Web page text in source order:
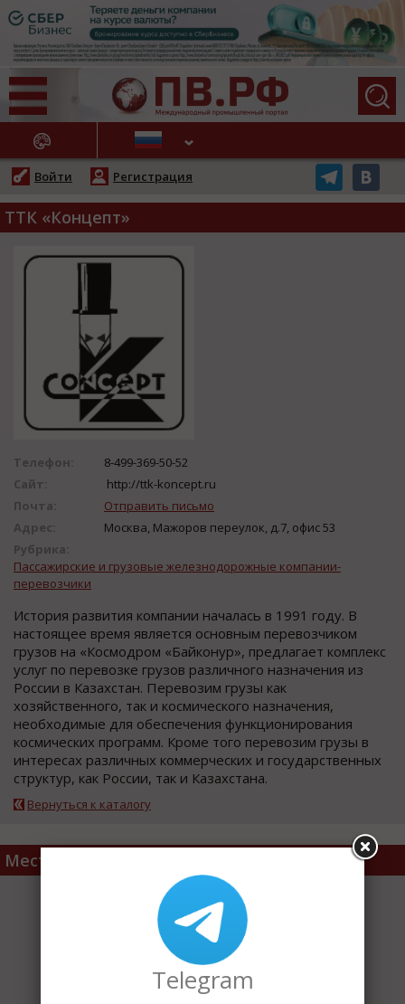
НОВОСТИ
Войти Регистрация
ТТК «Концепт»
Телефон:
8-499-369-50-52
Сайт:
http://ttk-koncept.ru
Почта:
Отправить письмо
Адрес:
Москва, Мажоров переулок, д.7, офис 53
Рубрика:
Пассажирские и грузовые железнодорожные компании-
перевозчики
История развития компании началась в 1991 году. В
настоящее время является основным перевозчиком
грузов на «Космодром «Байконур», предлагает комплекс
услуг по перевозке грузов различного назначения из
России в Казахстан. Перевозим грузы как
хозяйственного, так и космического назначения,
необходимые для обеспечения функционирования
космических программ. Кроме того перевозим грузы в
интересах различных коммерческих и государственных
структур, как России, так и Казахстана.
Вернуться к каталогу
Место расположения
Telegram